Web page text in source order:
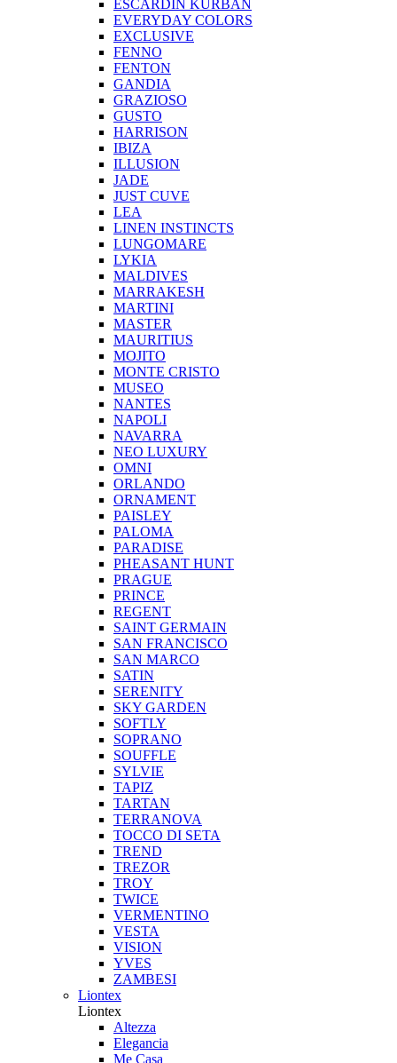
ESCARDIN KURBAN
EVERYDAY COLORS
EXCLUSIVE
FENNO
FENTON
GANDIA
GRAZIOSO
GUSTO
HARRISON
IBIZA
ILLUSION
JADE
JUST CUVE
LEA
LINEN INSTINCTS
LUNGOMARE
LYKIA
MALDIVES
MARRAKESH
MARTINI
MASTER
MAURITIUS
MOJITO
MONTE CRISTO
MUSEO
NANTES
NAPOLI
NAVARRA
NEO LUXURY
OMNI
ORLANDO
ORNAMENT
PAISLEY
PALOMA
PARADISE
PHEASANT HUNT
PRAGUE
PRINCE
REGENT
SAINT GERMAIN
SAN FRANCISCO
SAN MARCO
SATIN
SERENITY
SKY GARDEN
SOFTLY
SOPRANO
SOUFFLE
SYLVIE
TAPIZ
TARTAN
TERRANOVA
TOCCO DI SETA
TREND
TREZOR
TROY
TWICE
VERMENTINO
VESTA
VISION
YVES
ZAMBESI
Liontex
Liontex
Altezza
Elegancia
Me Casa